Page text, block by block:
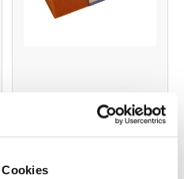
Ersatzfilterschwamm,
rot (Art.Nr. 54030)